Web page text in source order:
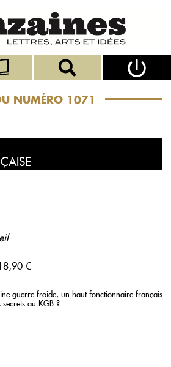
NUMÉRO 1071
€
guerre froide, un haut fonctionnaire français
au KGB ?